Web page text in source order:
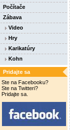
Počítače
Zábava
Video
Hry
Karikatúry
Kohn
Pridajte sa
Ste na Facebooku?
Ste na Twitteri?
Pridajte sa.